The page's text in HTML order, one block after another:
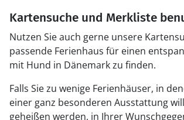
Kartensuche und Merkliste
Nutzen Sie auch gerne unsere
passende Ferienhaus für einen
mit Hund in Dänemark zu finden.
Falls Sie zu wenige Ferienhäuser, in
einer ganz besonderen Ausstattung
geheißen werden, in Ihrer